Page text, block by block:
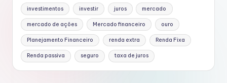
investimentos investir juros mercado
mercado de ações Mercado financeiro ouro
Planejamento Financeiro renda extra Renda Fixa
Renda passiva seguro taxa de juros